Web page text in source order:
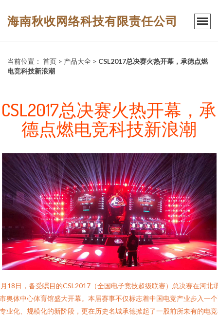
海南秋收网络科技有限责任公司
当前位置： 首页 > 产品大全 > CSL2017总决赛火热开幕，承德点燃
电竞科技新浪潮
CSL2017总决赛火热开幕，承
德点燃电竞科技新浪潮
18日，备受瞩目的CSL2017（全国电子竞技超级联赛）总决赛在河北
奥体中心体育馆盛大开幕。本届赛事不仅标志着中国电竞产业步入一
业化、规模化的新阶段，更在历史名城承德掀起了一股前所未有的电